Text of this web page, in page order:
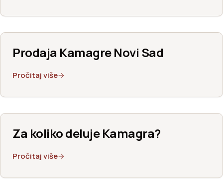
Prodaja Kamagre Novi Sad
Pročitaj više
Za koliko deluje Kamagra?
Pročitaj više